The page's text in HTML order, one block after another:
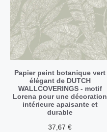
Papier peint botanique vert
élégant de DUTCH
WALLCOVERINGS - motif
Lorena pour une décoration
intérieure apaisante et
durable
37,67 €